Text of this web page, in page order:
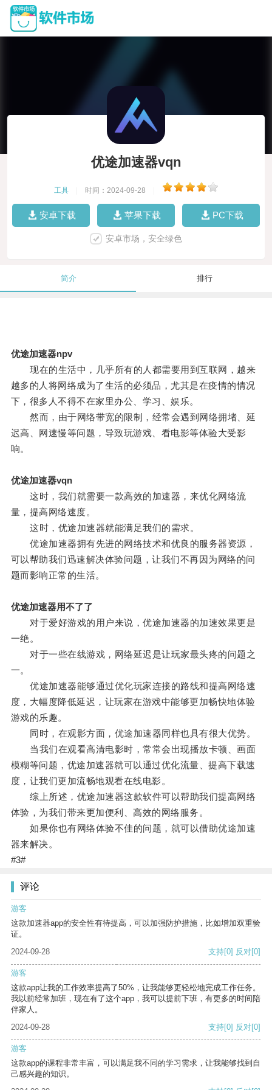
优途加速器vqn
工具 时间：2024-09-28
安卓下载 苹果下载 PC下载
安卓市场，安全绿色
简介 排行
优途加速器npv
现在的生活中，几乎所有的人都需要用到互联网，越来
越多的人将网络成为了生活的必须品，尤其是在疫情的情况
下，很多人不得不在家里办公、学习、娱乐。
然而，由于网络带宽的限制，经常会遇到网络拥堵、延
迟高、网速慢等问题，导致玩游戏、看电影等体验大受影
响。
优途加速器vqn
这时，我们就需要一款高效的加速器，来优化网络流
量，提高网络速度。
这时，优途加速器就能满足我们的需求。
优途加速器拥有先进的网络技术和优良的服务器资源，
可以帮助我们迅速解决体验问题，让我们不再因为网络的问
题而影响正常的生活。
优途加速器用不了了
对于爱好游戏的用户来说，优途加速器的加速效果更是
一绝。
对于一些在线游戏，网络延迟是让玩家最头疼的问题之
一。
优途加速器能够通过优化玩家连接的路线和提高网络速
度，大幅度降低延迟，让玩家在游戏中能够更加畅快地体验
游戏的乐趣。
同时，在观影方面，优途加速器同样也具有很大优势。
当我们在观看高清电影时，常常会出现播放卡顿、画面
模糊等问题，优途加速器就可以通过优化流量、提高下载速
度，让我们更加流畅地观看在线电影。
综上所述，优途加速器这款软件可以帮助我们提高网络
体验，为我们带来更加便利、高效的网络服务。
如果你也有网络体验不佳的问题，就可以借助优途加速
器来解决。
#3#
评论
游客
这款加速器app的安全性有待提高，可以加强防护措施，比如增加双重验
证。
2024-09-28
支持[0] 反对[0]
游客
这款app让我的工作效率提高了50%，让我能够更轻松地完成工作任务。
我以前经常加班，现在有了这个app，我可以提前下班，有更多的时间陪
伴家人。
2024-09-28
支持[0] 反对[0]
游客
这款app的课程非常丰富，可以满足我不同的学习需求，让我能够找到自
己感兴趣的知识。